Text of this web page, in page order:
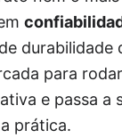
durabilidade
para
e passa a
prática.